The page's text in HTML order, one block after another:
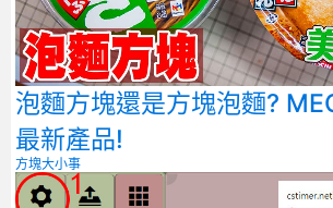
泡麵方塊還是方塊泡麵?
最新產品!
方塊大小事